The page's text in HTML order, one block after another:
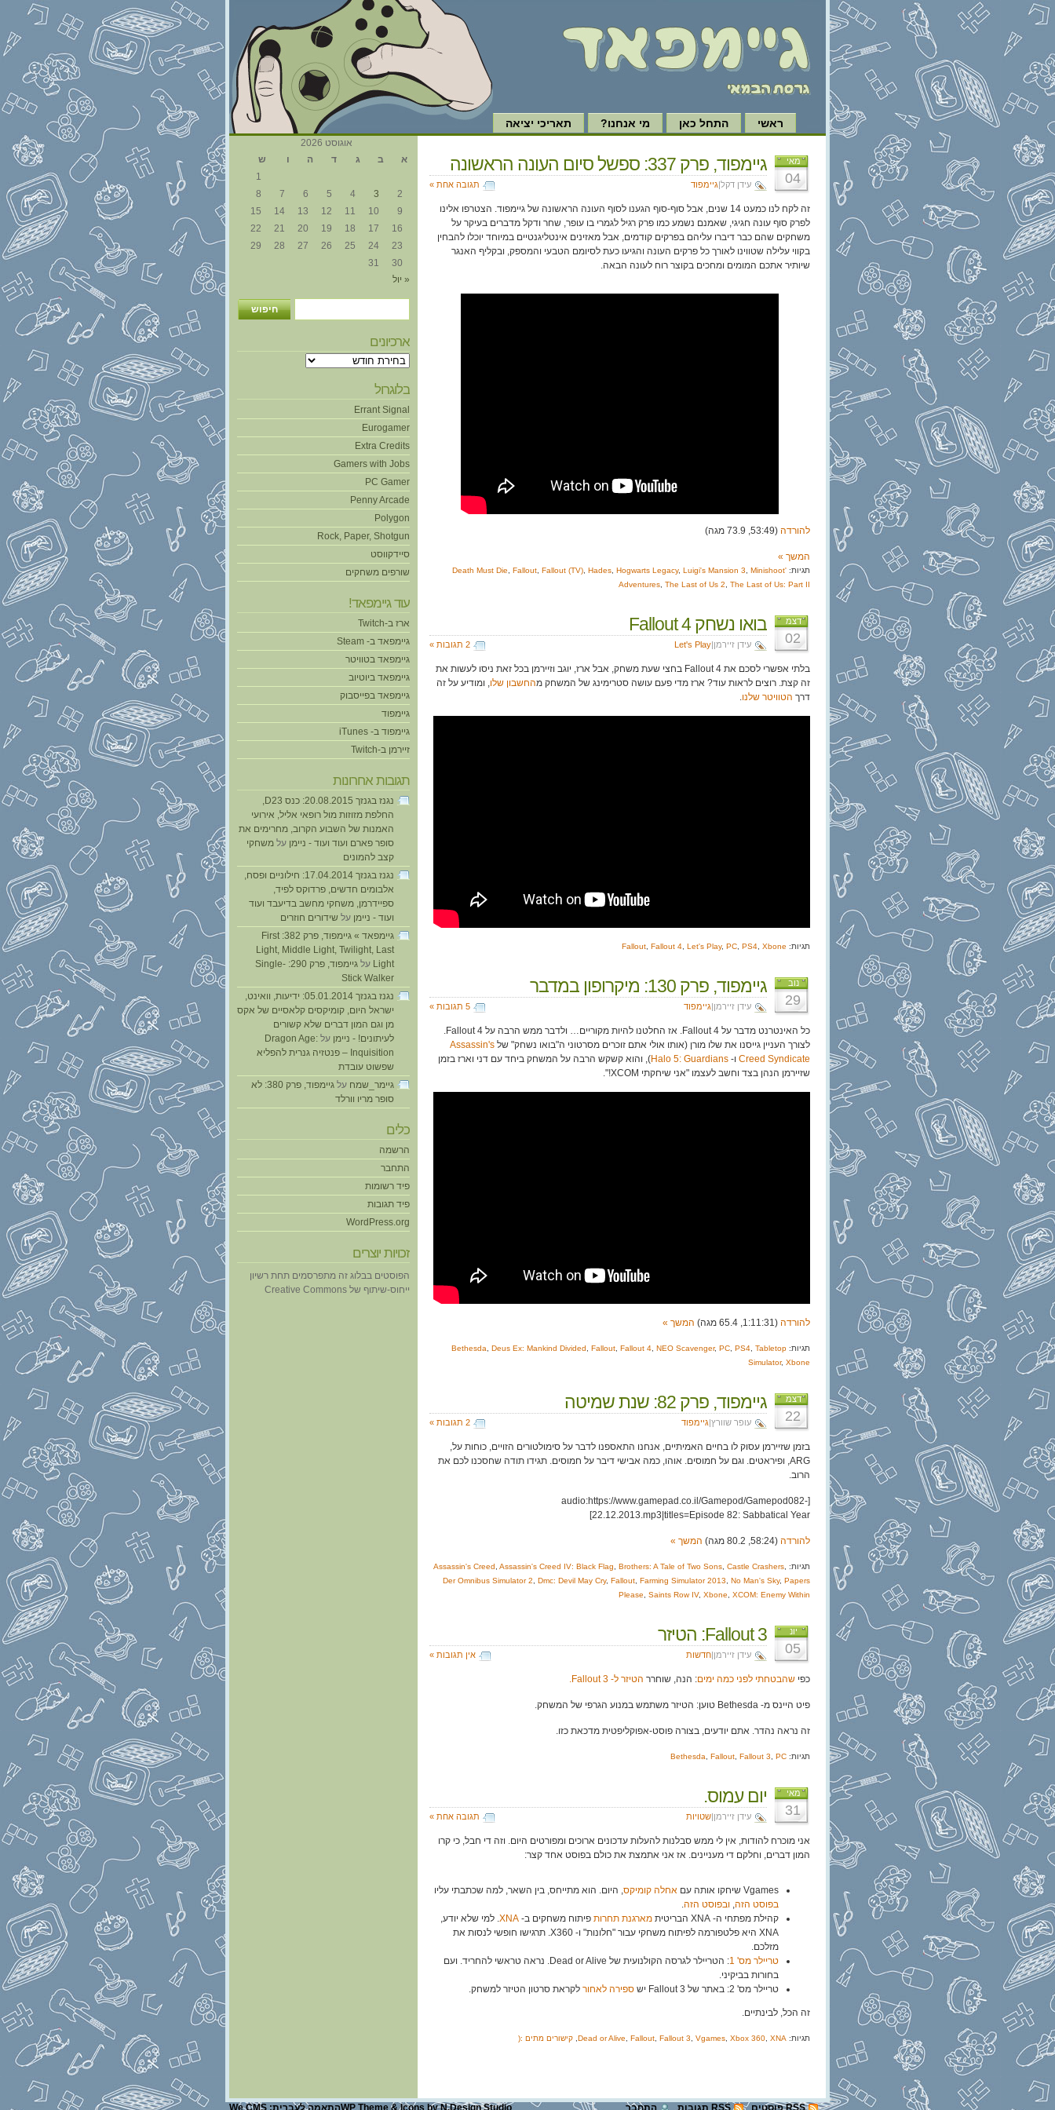
ראשי התחל כאן מי אנחנו? תאריכי יציאה
מאי
04
גיימפוד, פרק 337: ספשל סיום העונה הראשונה
עידן דקל|גיימפוד תגובה אחת »
זה לקח לנו כמעט 14 שנים, אבל סוף-סוף הגענו לסוף העונה הראשונה של גיימפוד. הצטרפו אלינו
לפרק סוף עונה חגיגי, שאמנם נשמע כמו פרק רגיל לגמרי בו עופר, שחר ודקל מדברים בעיקר על
משחקים שהם כבר דיברו עליהם בפרקים קודמים, אבל מאזינים אינטליגנטיים במיוחד יוכלו להבחין
בקווי עלילה שטווינו לאורך כל פרקים העונה והגיעו כעת לסיומם הטבעי והמספק, ובקליף האנגר
שיותיר אתכם המומים ומחכים בקוצר רוח לעונה הבאה.
להורדה (53:49, 73.9 מגה)
המשך »
תגיות: Death Must Die Fallout Fallout (TV) Hades Hogwarts Legacy, Luigi's Mansion 3
Minishoot'
Adventures The Last of Us 2 The Last of Us: Part II
דצמ
02
בואו נשחק Fallout 4
עידן זיירמן|Let's Play 2 תגובות »
בלתי אפשרי לסכם את Fallout 4 בחצי שעת משחק, אבל ארז, יוגב וזיירמן בכל זאת ניסו לעשות את
זה קצת. רוצים לראות עוד? ארז מדי פעם עושה סטרימינג של המשחק מהחשבון שלו, ומודיע על זה
דרך הטוויטר שלנו.
תגיות: Fallout Fallout 4 Let's Play, PC PS4 Xbone
נוב
29
גיימפוד, פרק 130: מיקרופון במדבר
עידן זיירמן|גיימפוד 5 תגובות »
כל האינטרנט מדבר על Fallout 4. אז החלטנו להיות מקוריים… ולדבר ממש הרבה על Fallout 4.
לצורך העניין גייסנו את שלו מורן (אותו אולי אתם זוכרים מסרטוני ה"בואו נשחק" של Assassin's
Creed Syndicate ו- Halo 5: Guardians), והוא קשקש הרבה על המשחק ביחד עם דני וארז בזמן
שזיירמן הנהן בצד וחשב לעצמו "אני שיחקתי XCOM!".
להורדה (1:11:31, 65.4 מגה) המשך »
תגיות: Bethesda Deus Ex: Mankind Divided Fallout Fallout 4 NEO Scavenger, PC PS4 Tabletop
Simulator, Xbone
דצמ
22
גיימפוד, פרק 82: שנת שמיטה
עופר שוורץ|גיימפוד 2 תגובות »
בזמן שזיירמן עסוק לו בחיים האמיתיים, אנחנו התאספנו לדבר על סימולטורים הזויים, כוחות על,
ARG, ופיראטים. וגם על חמוסים. אוהו, כמה אבישי דיבר על חמוסים. תגידו תודה שחסכנו לכם את
הרוב.
[audio:https://www.gamepad.co.il/Gamepod/Gamepod082-
22.12.2013.mp3|titles=Episode 82: Sabbatical Year]
להורדה (58:24, 80.2 מגה) המשך »
תגיות: Assassin's Creed Assassin's Creed IV: Black Flag Brothers: A Tale of Two Sons Castle Crashers
Der Omnibus Simulator 2
Dmc: Devil May Cry, Fallout Farming Simulator 2013 No Man's Sky, Papers
Please
Saints Row IV, Xbone XCOM: Enemy Within
יונ
05
Fallout 3: הטיזר
עידן זיירמן|חדשות אין תגובות »
כפי שהבטחתי לפני כמה ימים: הנה, שוחרר הטיזר ל- Fallout 3.
פיט היינס מ- Bethesda טוען: הטיזר משתמש במנוע הגרפי של המשחק.
זה נראה נהדר. אתם יודעים, בצורה פוסט-אפוקליפטית מדכאת כזו.
תגיות: Bethesda Fallout Fallout 3 PC
מאי
31
יום עמוס.
עידן זיירמן|שטויות תגובה אחת »
אני מוכרח להודות, אין לי ממש סבלנות להעלות עדכונים ארוכים ומפורטים היום. וזה די חבל, כי קרו
המון דברים, וחלקם די מעניינים. אז אני אתמצת את כולם בפוסט אחד קצר:
Vgames שיחקו אותה עם אחלה קומיקס, היום. הוא מתייחס, בין השאר, למה שכתבתי עליו
בפוסט הזה, ובפוסט הזה.
קהילת מפתחי ה- XNA הבריטית
מארגנת תחרות פיתוח משחקים ב- XNA. למי שלא יודע,
XNA היא פלטפורמה לפיתוח משחקי עבור "חלונות" ו- X360. תרגישו חופשי לנסות את
מזלכם.
טריילר מס' 1
: הטריילר לגרסה הקולנועית של Dead or Alive. נראה טראשי להחריד. ועם
בחורות בביקיני.
טריילר מס' 2: באתר של Fallout 3 יש
ספירה לאחור לקראת סרטון הטיזר למשחק.
זה הכל, לבינתיים.
תגיות: Dead or Alive Fallout Fallout 3 Vgames Xbox 360 XNA קישורים מתים :(
אוגוסט 2026
א
ב ג ד ה ו
ש
1
2
3
4
5
6
7
8
9
10
11
12
13
14
15
16
17
18
19
20
21
22
23
24
25
26
27
28
29
30
31
« יול
ארכיונים
ארכיונים
בלוגרול
Errant Signal
Eurogamer
Extra Credits
Gamers with Jobs
PC Gamer
Penny Arcade
Polygon
Rock, Paper, Shotgun
סיידקווסט
שורפים משחקים
עוד גיימפאד!
ארז ב-Twitch
גיימפאד ב- Steam
גיימפאד בטוויטר
גיימפאד ביוטיוב
גיימפאד בפייסבוק
גיימפוד
גיימפוד ב- iTunes
זיירמן ב-Twitch
תגובות אחרונות
נגנז בגנזך 20.08.2015: כנס D23,
החלפת מזוזות מול רופאי אליל, אירועי
האמנות של השבוע הקרוב, מחרימים את
סופר פארם ועוד ועוד - ניימן על משחקי
קצב להמונים
נגנז בגנזך 17.04.2014: חילוניים ופסח,
אלבומים חדשים, פרדוקס לפיד,
ספיידרמן, משחקי מחשב בדיעבד ועוד
ועוד - ניימן על שידורים חוזרים
גיימפאד » גיימפוד, פרק 382: First
Light, Middle Light, Twilight, Last
Light על
גיימפוד, פרק 290: Single-
Stick Walker
נגנז בגנזך 05.01.2014: ידיעות, וואינט,
ישראל היום, קומיקסים קלאסיים של אקס
מן וגם המון דברים שלא קשורים
לעיתונים! - ניימן על Dragon Age:
Inquisition – פנטזיה גנרית להפליא
שפשוט עובדת
גיימר_שמח על
גיימפוד, פרק 380: לא
סופר מריו וורלד
כלים
הרשמה
התחבר
פיד רשומות
פיד תגובות
WordPress.org
זכויות יוצרים
הפוסטים בבלוג זה מתפרסמים תחת רשיון
ייחוס-שיתוף של Creative Commons
התחבר RSS תגובות RSS פוסטים WP Theme&Icons byN.Design Studio התאמה לעברית: We CMS